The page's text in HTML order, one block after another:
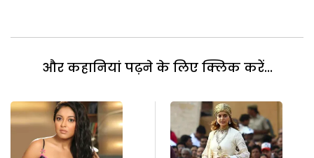
और कहानियां पढ़ने के लिए क्लिक करें...